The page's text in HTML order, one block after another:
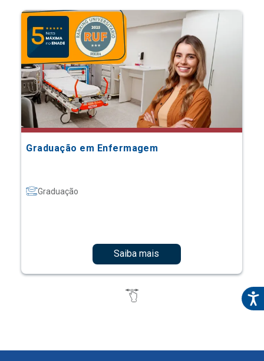
Graduação em Enfermagem
Graduação
Saiba mais